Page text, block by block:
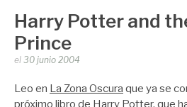
Harry Potter and
Prince
Publicado
Zootropo
el 30 junio 2004
Leo en La Zona Oscura que ya se
próximo libro de Harry Potter, que